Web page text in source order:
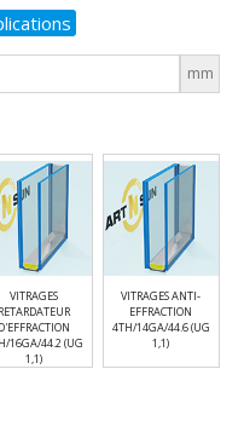
mm
VITRAGES
RETARDATEUR
D'EFFRACTION
16GA/44.2 (UG
1,1)
VITRAGES ANTI-
EFFRACTION
4TH/14GA/44.6 (UG
1,1)